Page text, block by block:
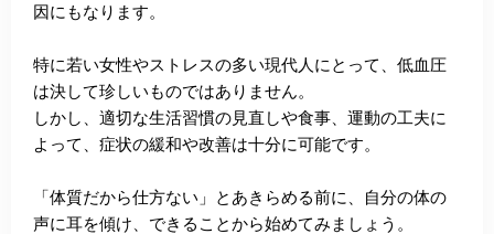
因にもなります。
特に若い女性やストレスの多い現代人にとって、低血圧
は決して珍しいものではありません。
しかし、適切な生活習慣の見直しや食事、運動の工夫に
よって、症状の緩和や改善は十分に可能です。
「体質だから仕方ない」とあきらめる前に、自分の体の
声に耳を傾け、できることから始めてみましょう。